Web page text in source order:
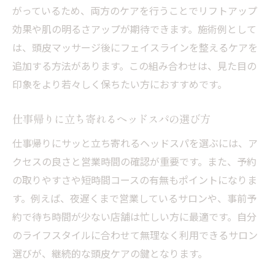
がっているため、両方のケアを行うことでリフトアップ
効果や肌の明るさアップが期待できます。施術例として
は、頭皮マッサージ後にフェイスラインを整えるケアを
追加する方法があります。この組み合わせは、見た目の
印象をより若々しく保ちたい方におすすめです。
仕事帰りに立ち寄れるヘッドスパの選び方
仕事帰りにサッと立ち寄れるヘッドスパを選ぶには、ア
クセスの良さと営業時間の確認が重要です。また、予約
の取りやすさや短時間コースの有無もポイントになりま
す。例えば、夜遅くまで営業しているサロンや、事前予
約で待ち時間が少ない店舗は忙しい方に最適です。自分
のライフスタイルに合わせて無理なく利用できるサロン
選びが、継続的な頭皮ケアの鍵となります。